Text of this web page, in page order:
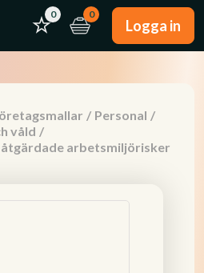
0 0
Logga in
/ Personal /
våld /
arbetsmiljörisker